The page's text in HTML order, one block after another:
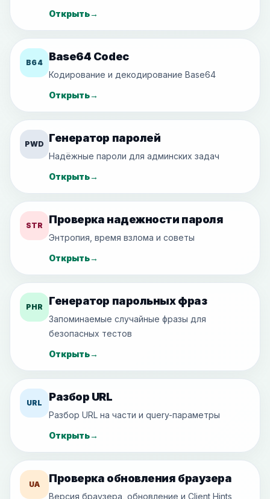
Открыть→
B64 Base64 Codec
Кодирование и декодирование Base64
Открыть→
PWD Генератор паролей
Надёжные пароли для админских задач
Открыть→
STR Проверка надежности пароля
Энтропия, время взлома и советы
Открыть→
PHR Генератор парольных фраз
Запоминаемые случайные фразы для
безопасных тестов
Открыть→
URL Разбор URL
Разбор URL на части и query-параметры
Открыть→
UA Проверка обновления браузера
Версия браузера, обновление и Client Hints